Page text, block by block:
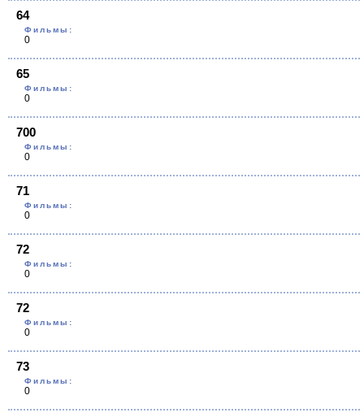
64
Фильмы:
0
65
Фильмы:
0
700
Фильмы:
0
71
Фильмы:
0
72
Фильмы:
0
72
Фильмы:
0
73
Фильмы:
0